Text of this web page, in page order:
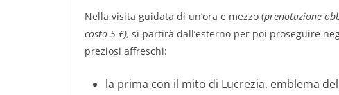
Nella visita guidata di un’ora e mezzo (prenotazione
costo 5 €), si partirà dall’esterno per poi proseguire
preziosi affreschi:
la prima con il mito di Lucrezia, emblema